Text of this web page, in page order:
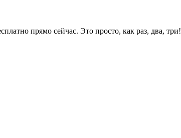
прямо сейчас. Это просто, как раз, два, три!